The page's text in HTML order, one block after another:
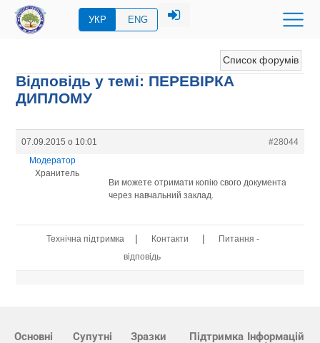
УКР ENG
Список форумів
Відповідь у темі: ПЕРЕВIРКА
ДИПЛОМУ
07.09.2015 о 10:01
#28044
Модератор
Хранитель
Ви можете отримати копію свого документа
через навчальний заклад.
Технічна підтримка | Контакти |
Питання -
відповідь
Основні
Супутні
Зразки
Підтримка Інформацій